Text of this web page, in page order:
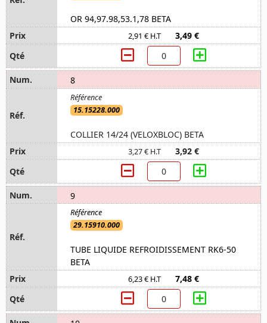
OR 94,97.98,53.1,78 BETA
2,91 € H.T 3,49 €
8
15.15228.000
COLLIER 14/24 (VELOXBLOC) BETA
3,27 € H.T 3,92 €
9
29.15910.000
TUBE LIQUIDE REFROIDISSEMENT RK6-50
BETA
6,23 € H.T 7,48 €